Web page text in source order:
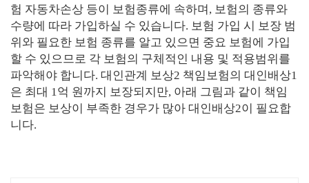
험 자동차손상 등이 보험종류에 속하며, 보험의 종류와
수량에 따라 가입하실 수 있습니다. 보험 가입 시 보장 범
위와 필요한 보험 종류를 알고 있으면 중요 보험에 가입
할 수 있으므로 각 보험의 구체적인 내용 및 적용범위를
파악해야 합니다. 대인관계 보상2 책임보험의 대인배상1
은 최대 1억 원까지 보장되지만, 아래 그림과 같이 책임
보험은 보상이 부족한 경우가 많아 대인배상2이 필요합
니다.